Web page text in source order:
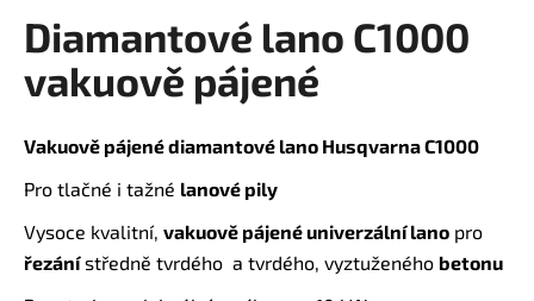
produktu
je
0,0
z
hvězdiček.
Diamantové lano C1000
vakuově pájené
Vakuově pájené diamantové lano Husqvarna C1000
Pro tlačné i tažné lanové pily
Vysoce kvalitní, vakuově pájené univerzální lano pro
řezánístředně tvrdého a tvrdého, vyztuženého betonu
a
j
í
?